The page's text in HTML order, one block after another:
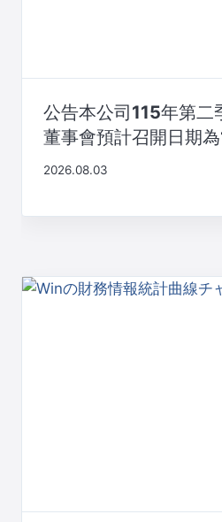
公告本公司115年第二
董事會預計召開日期
2026.08.03